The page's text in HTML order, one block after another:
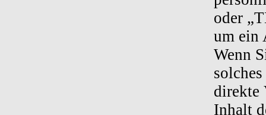
oder
um ein
Wenn
direkte
Inhalt